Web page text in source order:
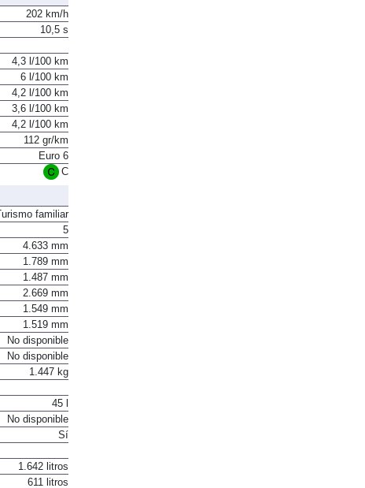
202 km/h
4,3 l/100 km
6 l/100 km
4,2 l/100 km
3,6 l/100 km
4,2 l/100 km
112 gr/km
Euro 6
Turismo familiar
5
4.633 mm
1.789 mm
1.487 mm
2.669 mm
1.549 mm
1.519 mm
No disponible
No disponible
45 l
No disponible
1.642 litros